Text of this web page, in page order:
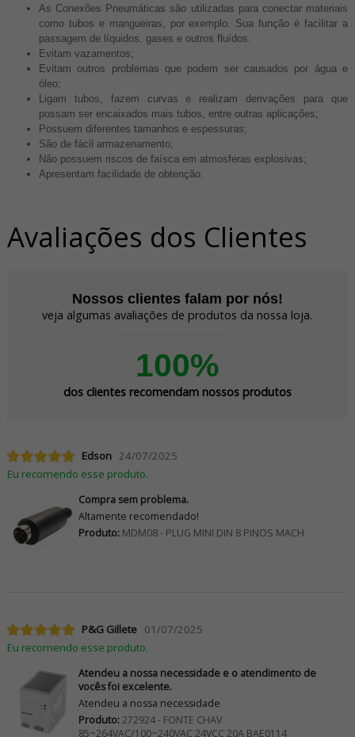
As Conexões Pneumáticas são utilizadas ​​para conectar materiais
como tubos e mangueiras, por exemplo. Sua função é facilitar a
passagem de líquidos, gases e outros fluídos.
Evitam vazamentos;
Evitam outros problemas que podem ser causados por água e
óleo;
Ligam tubos, fazem curvas e realizam derivações para que
possam ser encaixados mais tubos, entre outras aplicações;
Possuem diferentes tamanhos e espessuras;
São de fácil armazenamento;
Não possuem riscos de faísca em atmosferas explosivas;
Apresentam facilidade de obtenção.
Avaliações dos Clientes
Nossos clientes falam por nós!
veja algumas avaliações de produtos da nossa loja.
100%
dos clientes recomendam nossos produtos
Edson 24/07/2025
Eu recomendo esse produto.
Compra sem problema.
Altamente recomendado!
Produto:MDM08 - PLUG MINI DIN 8 PINOS MACH
P&G Gillete 01/07/2025
Eu recomendo esse produto.
Atendeu a nossa necessidade e o atendimento de
vocês foi excelente.
Atendeu a nossa necessidade
Produto:272924 - FONTE CHAV
85~264VAC/100~240VAC 24VCC 20A BAE0114